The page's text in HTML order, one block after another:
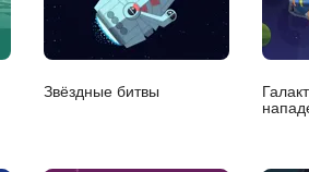
Звёздные битвы